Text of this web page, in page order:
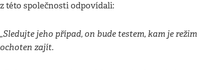
z této společnosti odpovídali:
„Sledujte jeho případ, on bude testem, kam je režim
ochoten zajít.